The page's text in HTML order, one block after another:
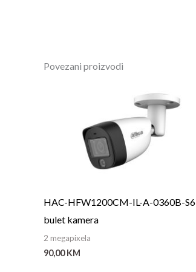
Povezani proizvodi
HAC-HFW1200CM-IL-A-0360B-S6
bulet kamera
2 megapixela
90,00KM